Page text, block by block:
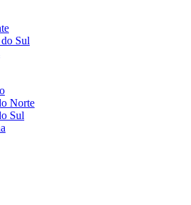
Sul
Norte
Sul